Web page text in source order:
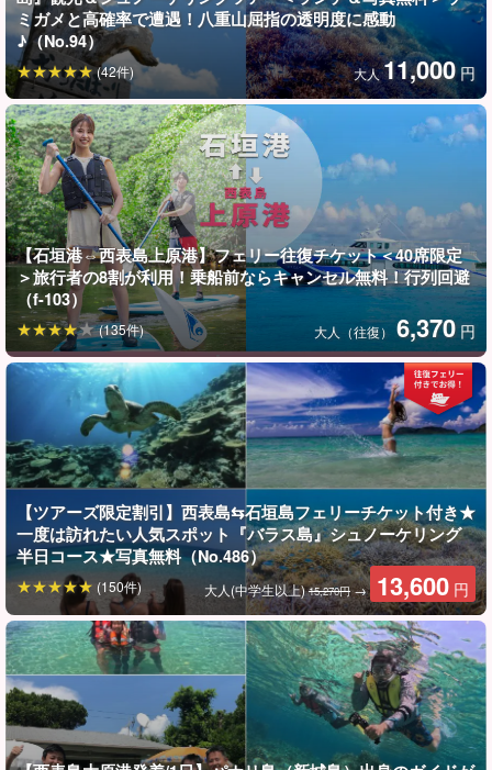
さらに当日の海況から、高確率でウミガメと遭遇できるポイント
へもご案内いたします。
ツアー中は皆様が楽しんでいる姿をお撮りして、写真データをプ
レゼントするので嬉しいですよね♪
ぜひ、『鳩間ブルー』といっぱいに広がる珊瑚礁の美しさをお楽
しみください！
ミガメと高確率で遭遇！八重山屈指の透明度に感動
♪（No.94）
大人11,000 円
(42件)
【石垣港⇔西表島上原港】フェリー往復チケット＜40席限定
＞旅行者の8割が利用！乗船前ならキャンセル無料！行列回避
（f-103）
大人（往復） 6,370 円
(135件)
【ツアーズ限定割引】西表島⇆石垣島フェリーチケット付き★
一度は訪れたい人気スポット『バラス島』シュノーケリング
半日コース★写真無料（No.486）
大人(中学生以上)15,270円→ 13,600 円
(150件)